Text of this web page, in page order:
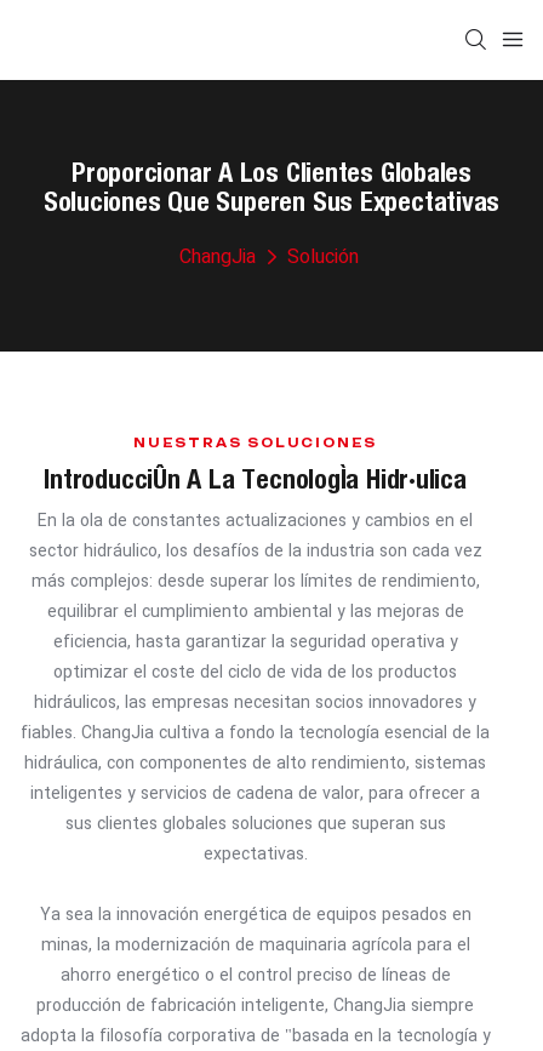
Proporcionar A Los Clientes Globales
Soluciones Que Superen Sus Expectativas
ChangJia Solución
NUESTRAS SOLUCIONES
Introducción A La Tecnología Hidráulica
En la ola de constantes actualizaciones y cambios en el
sector hidráulico, los desafíos de la industria son cada vez
más complejos: desde superar los límites de rendimiento,
equilibrar el cumplimiento ambiental y las mejoras de
eficiencia, hasta garantizar la seguridad operativa y
optimizar el coste del ciclo de vida de los productos
hidráulicos, las empresas necesitan socios innovadores y
fiables. ChangJia cultiva a fondo la tecnología esencial de la
hidráulica, con componentes de alto rendimiento, sistemas
inteligentes y servicios de cadena de valor, para ofrecer a
sus clientes globales soluciones que superan sus
expectativas.
Ya sea la innovación energética de equipos pesados ​​en
minas, la modernización de maquinaria agrícola para el
ahorro energético o el control preciso de líneas de
producción de fabricación inteligente, ChangJia siempre
adopta la filosofía corporativa de "basada en la tecnología y